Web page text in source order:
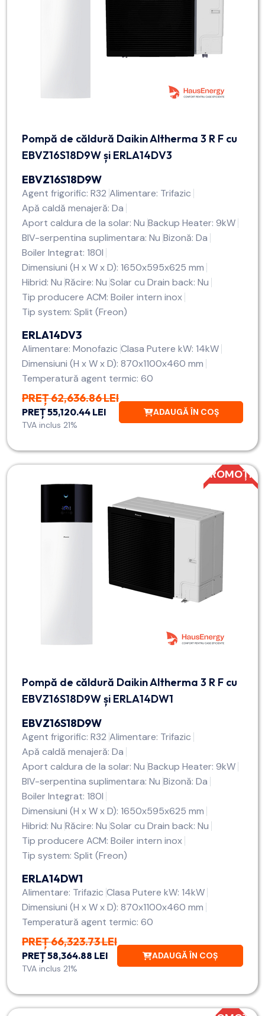
Pompă de căldură Daikin Altherma 3 R F cu
EBVZ16S18D9W și ERLA14DV3
EBVZ16S18D9W
Agent frigorific: R32 Alimentare: Trifazic
Apă caldă menajeră: Da
Aport caldura de la solar: Nu Backup Heater: 9kW
BIV-serpentina suplimentara: Nu Bizonă: Da
Boiler Integrat: 180l
Dimensiuni (H x W x D): 1650x595x625 mm
Hibrid: Nu Răcire: Nu Solar cu Drain back: Nu
Tip producere ACM: Boiler intern inox
Tip system: Split (Freon)
ERLA14DV3
Alimentare: Monofazic Clasa Putere kW: 14kW
Dimensiuni (H x W x D): 870x1100x460 mm
Temperatură agent termic: 60
PREȚ 62,636.86 LEI
PREȚ 55,120.44 LEI
TVA inclus 21%
ADAUGĂ ÎN COȘ
PROMOȚIE
Pompă de căldură Daikin Altherma 3 R F cu
EBVZ16S18D9W și ERLA14DW1
EBVZ16S18D9W
Agent frigorific: R32 Alimentare: Trifazic
Apă caldă menajeră: Da
Aport caldura de la solar: Nu Backup Heater: 9kW
BIV-serpentina suplimentara: Nu Bizonă: Da
Boiler Integrat: 180l
Dimensiuni (H x W x D): 1650x595x625 mm
Hibrid: Nu Răcire: Nu Solar cu Drain back: Nu
Tip producere ACM: Boiler intern inox
Tip system: Split (Freon)
ERLA14DW1
Alimentare: Trifazic Clasa Putere kW: 14kW
Dimensiuni (H x W x D): 870x1100x460 mm
Temperatură agent termic: 60
PREȚ 66,323.73 LEI
PREȚ 58,364.88 LEI
TVA inclus 21%
ADAUGĂ ÎN COȘ